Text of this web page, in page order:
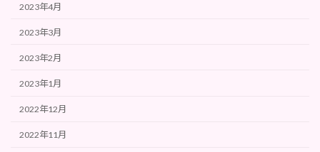
2023年4月
2023年3月
2023年2月
2023年1月
2022年12月
2022年11月